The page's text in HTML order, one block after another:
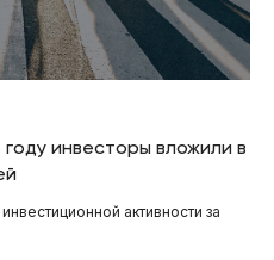
инвесторы вложили в
активности за